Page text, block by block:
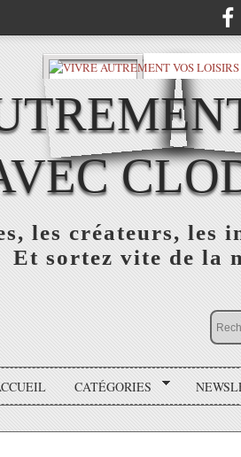
les créateurs, les
Et sortez vite de la
CATÉGORIES